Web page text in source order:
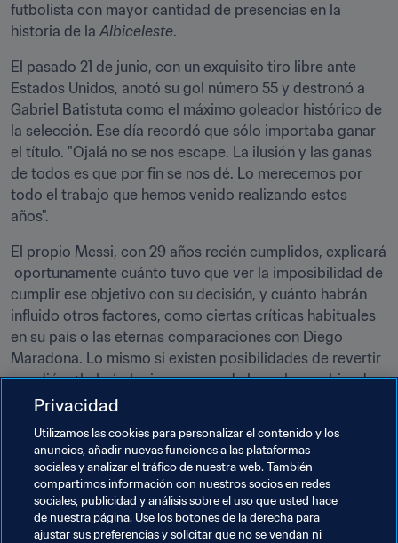
futbolista con mayor cantidad de presencias en la
historia de la Albiceleste.
El pasado 21 de junio, con un exquisito tiro libre ante
Estados Unidos, anotó su gol número 55 y destronó a
Gabriel Batistuta como el máximo goleador histórico de
la selección. Ese día recordó que sólo importaba ganar
el título. "Ojalá no se nos escape. La ilusión y las ganas
de todos es que por fin se nos dé. Lo merecemos por
todo el trabajo que hemos venido realizando estos
años".
El propio Messi, con 29 años recién cumplidos, explicará
oportunamente cuánto tuvo que ver la imposibilidad de
cumplir ese objetivo con su decisión, y cuánto habrán
influido otros factores, como ciertas críticas habituales
en su país o las eternas comparaciones con Diego
Maradona. Lo mismo si existen posibilidades de revertir
su adiós: ¿habrá alguien que puede hacerlo cambiar de
opinión?
Lo concreto es que uno de los mejores futbolistas de
todos los tiempos, ganador cinco veces del FIFA Ballon
d'Or, ha dado un paso al costado de la Albiceleste
tiempo será el encargado de marcar su lugar y su legado
en la historia de la selección argentina.
Privacidad
Utilizamos las cookies para personalizar el contenido y los
anuncios, añadir nuevas funciones a las plataformas
sociales y analizar el tráfico de nuestra web. También
compartimos información con nuestros socios en redes
sociales, publicidad y análisis sobre el uso que usted hace
de nuestra página. Use los botones de la derecha para
ajustar sus preferencias y solicitar que no se vendan ni